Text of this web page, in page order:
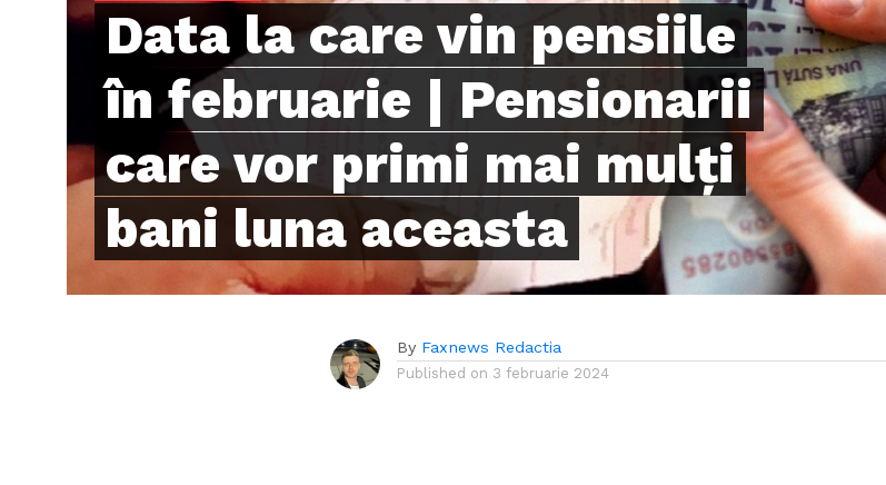
Data la care vin pensiile
în februarie | Pensionarii
care vor primi mai mulți
bani luna aceasta
By Faxnews Redactia
Published on 3 februarie 2024